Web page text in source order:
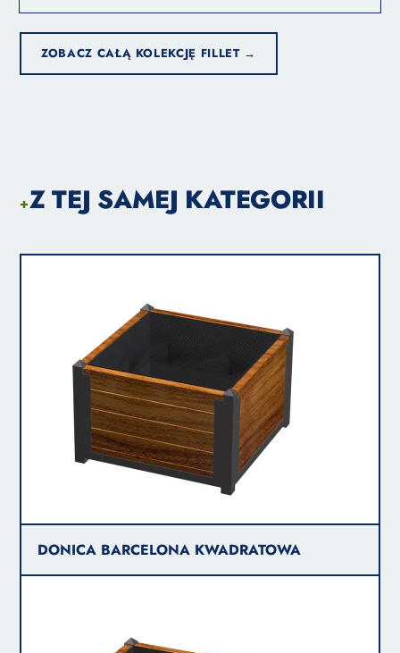
ZOBACZ CAŁĄ KOLEKCJĘ FILLET →
+Z TEJ SAMEJ KATEGORII
DONICA BARCELONA KWADRATOWA